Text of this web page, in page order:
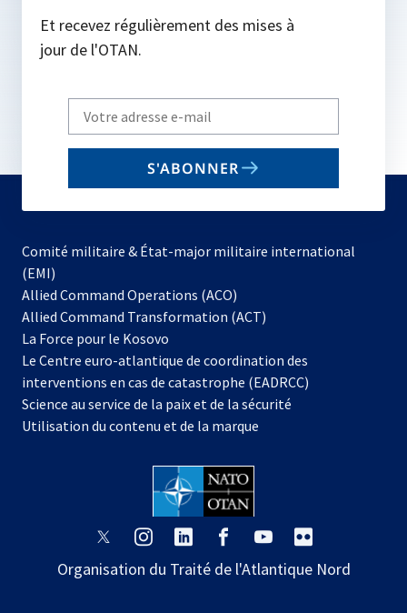
Et recevez régulièrement des mises à
jour de l'OTAN.
Write
your
email
S'ABONNER
Comité militaire & État-major militaire international
(EMI)
Allied Command Operations (ACO)
dans
nouvel
onglet
Allied Command Transformation (ACT)
La Force pour le Kosovo
dans
un
nouvel
onglet
Le Centre euro-atlantique de coordination des
interventions en cas de catastrophe (EADRCC)
Science au service de la paix et de la sécurité
Utilisation du contenu et de la marque
s’ouvre
un
s’ouvre
un
s’ouvre
un
s’ouvre
un
s’ouvre
un
un
Organisation du Traité de l'Atlantique Nord